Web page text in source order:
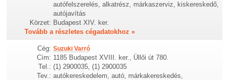
autófelszerelés, alkatrész, márkaszerviz, kiskereskedő,
autójavítás
Körzet: Budapest XIV. ker.
Tovább a részletes cégadatokhoz »
Cég: Suzuki Varró
Cím: 1185 Budapest XVIII. ker., Üllői út 780.
Tel.: (1) 2900035, (1) 2900035
Tev.: autókereskedelem, autó, márkakereskedés,